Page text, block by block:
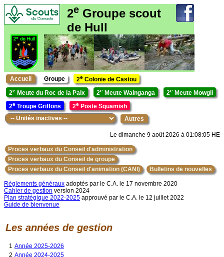
2e Groupe scout
de Hull
Accueil Groupe 2e Colonie de Castou
2e Meute du Roc de la Paix 2e Meute Wainganga 2e Meute Mowgli
2e Troupe Griffons 2e Poste Squamish
Autres
Le dimanche 9 août 2026 à 01:08:05 HE
Proces verbaux du Conseil d'administration
Proces verbaux du Conseil de groupe
Proces verbaux du Conseil d'animation (CANI)
Bulletins de nouvelles
Règlements généraux adoptés par le C.A. le 17 novembre 2020
Cahier de gestion version 2024
Plan stratégique 2022-2025 approuvé par le C.A. le 12 juillet 2022
Guide de bienvenue
Les années de gestion
1 Année 2025-2026
2 Année 2024-2025